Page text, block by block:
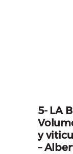
5- LA
y
–